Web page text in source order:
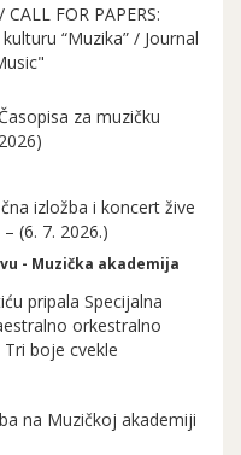
FOR PAPERS:
“Muzika” / Journal
za muzičku
izložba i koncert žive
(6. 7. 2026.)
- Muzička akademija
pripala Specijalna
orkestralno
boje cvekle
na Muzičkoj akademiji